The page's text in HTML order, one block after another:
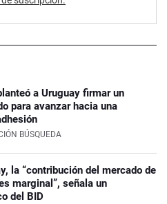
a Uruguay firmar un
para avanzar hacia una
BÚSQUEDA
la “contribución del mercado de
marginal”, señala un
del BID